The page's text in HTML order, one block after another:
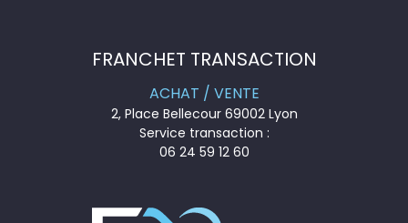
FRANCHET TRANSACTION
ACHAT / VENTE
2, Place Bellecour 69002 Lyon
Service transaction :
06 24 59 12 60